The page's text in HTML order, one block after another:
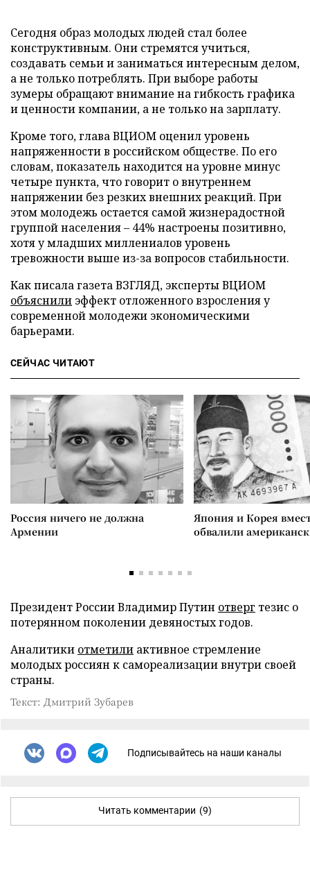
Сегодня образ молодых людей стал более
конструктивным. Они стремятся учиться,
создавать семьи и заниматься интересным делом,
а не только потреблять. При выборе работы
зумеры обращают внимание на гибкость графика
и ценности компании, а не только на зарплату.
Кроме того, глава ВЦИОМ оценил уровень
напряженности в российском обществе. По его
словам, показатель находится на уровне минус
четыре пункта, что говорит о внутреннем
напряжении без резких внешних реакций. При
этом молодежь остается самой жизнерадостной
группой населения – 44% настроены позитивно,
хотя у младших миллениалов уровень
тревожности выше из-за вопросов стабильности.
Как писала газета ВЗГЛЯД, эксперты ВЦИОМ
объяснили эффект отложенного взросления у
современной молодежи экономическими
барьерами.
СЕЙЧАС ЧИТАЮТ
Россия ничего не должна
Армении
Япония и Корея
обвалили
Президент России Владимир Путин отверг тезис о
потерянном поколении девяностых годов.
Аналитики отметили активное стремление
молодых россиян к самореализации внутри своей
страны.
Текст: Дмитрий Зубарев
Подписывайтесь на наши каналы
Читать комментарии (9)